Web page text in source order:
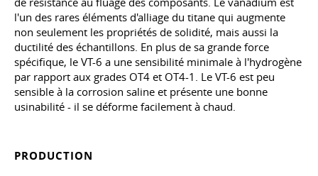
l'un des rares éléments d'alliage du titane qui augmente
non seulement les propriétés de solidité, mais aussi la
ductilité des échantillons. En plus de sa grande force
spécifique, le VT-6 a une sensibilité minimale à l'hydrogène
par rapport aux grades OT4 et OT4-1. Le VT-6 est peu
sensible à la corrosion saline et présente une bonne
usinabilité - il se déforme facilement à chaud.
PRODUCTION